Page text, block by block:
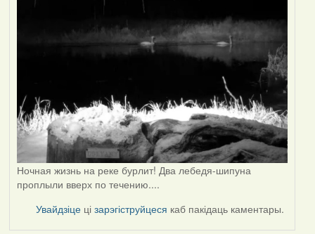
Ночная жизнь на реке бурлит! Два лебедя-шипуна
проплыли вверх по течению....
Увайдзіце цізарэгіструйцеся каб пакідаць каментары.